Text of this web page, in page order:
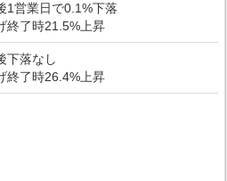
1営業日で0.1%下落
終了時21.5%上昇
下落なし
終了時26.4%上昇